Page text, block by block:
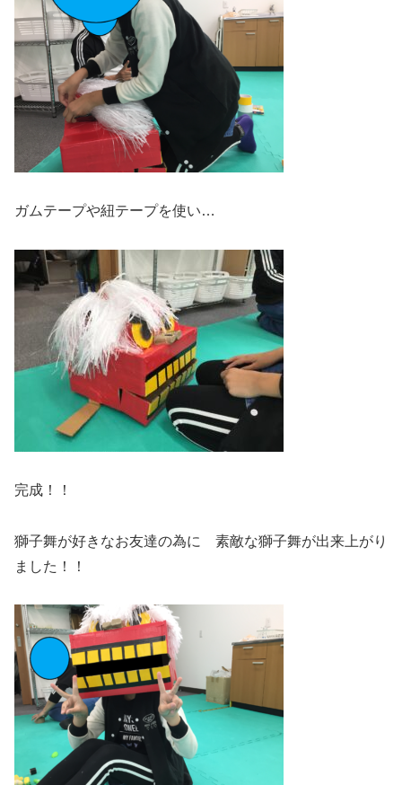
ガムテープや紐テープを使い…
完成！！
獅子舞が好きなお友達の為に 素敵な獅子舞が出来上がり
ました！！